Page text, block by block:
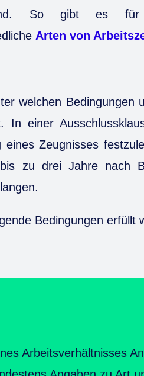
So gibt es für
Arten von
welchen Bedingungen
In einer
Zeugnisses
zu drei Jahre nach
Bedingungen erfüllt
Arbeitsverhältnisses